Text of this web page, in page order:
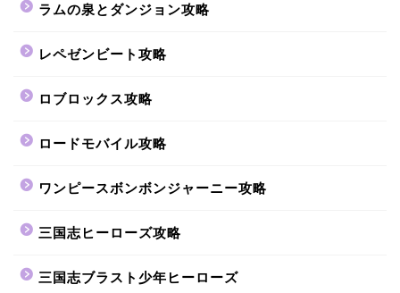
ラムの泉とダンジョン攻略
レペゼンビート攻略
ロブロックス攻略
ロードモバイル攻略
ワンピースボンボンジャーニー攻略
三国志ヒーローズ攻略
三国志ブラスト少年ヒーローズ